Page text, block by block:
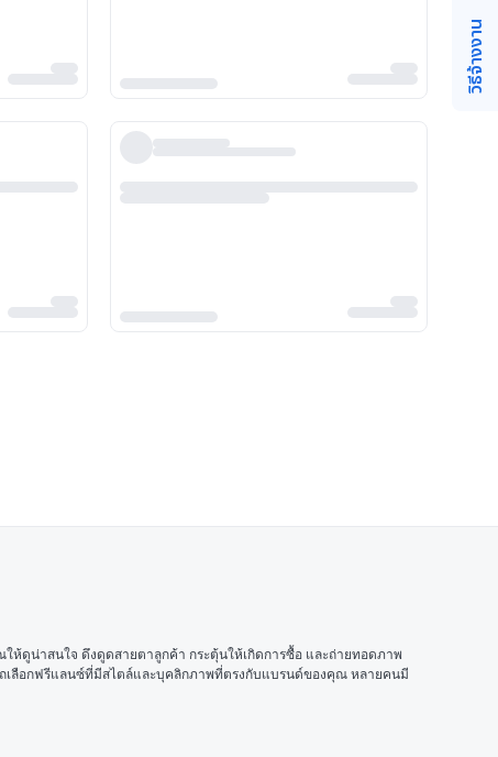
ห้ดูน่าสนใจ ดึงดูดสายตาลูกค้า กระตุ้นให้เกิดการซื้อ และถ่ายทอดภาพ
เลือกฟรีแลนซ์ที่มีสไตล์และบุคลิกภาพที่ตรงกับแบรนด์ของคุณ หลายคนมี
วิธีจ้างงาน